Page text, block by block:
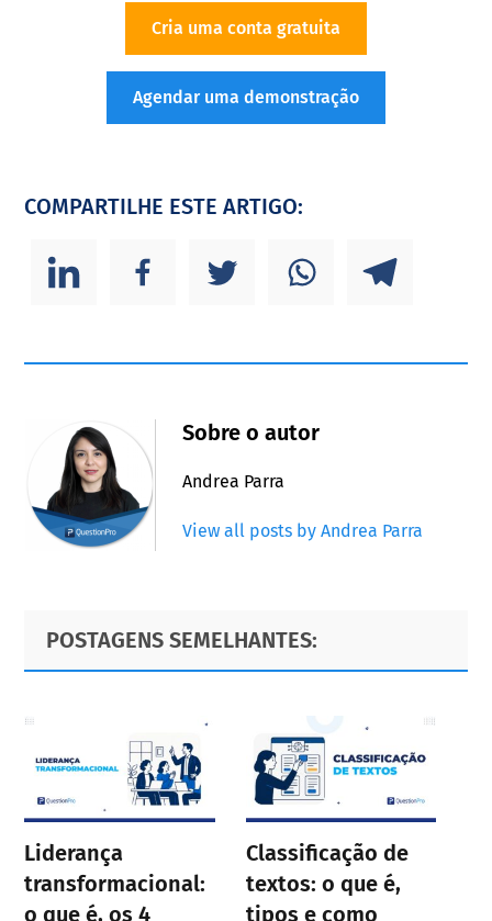
Cria uma conta gratuita
Agendar uma demonstração
COMPARTILHE ESTE ARTIGO:
Sobre o autor
Andrea Parra
View all posts by Andrea Parra
Primary
Sidebar
Footer
POSTAGENS SEMELHANTES:
Liderança
transformacional:
o que é, os 4
Classificação de
textos: o que é,
tipos e como